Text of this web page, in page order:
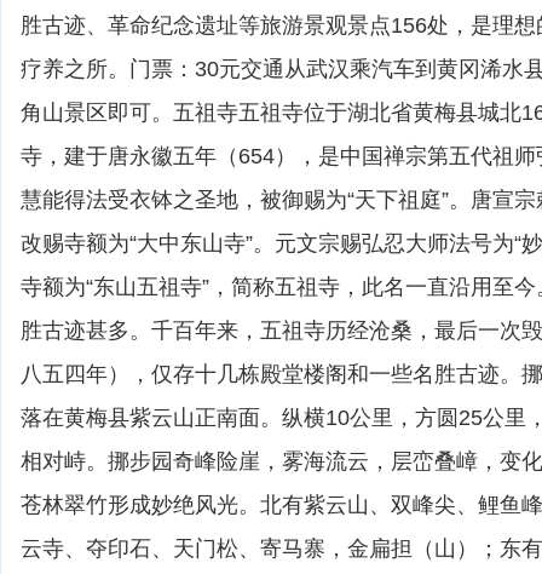
胜古迹、革命纪念遗址等旅游景观景点156处，是理
疗养之所。门票：30元交通从武汉乘汽车到黄冈浠水
角山景区即可。五祖寺五祖寺位于湖北省黄梅县城北
寺，建于唐永徽五年（654），是中国禅宗第五代祖
慧能得法受衣钵之圣地，被御赐为“天下祖庭”。唐宣
改赐寺额为“大中东山寺”。元文宗赐弘忍大师法号为“
寺额为“东山五祖寺”，简称五祖寺，此名一直沿用至
胜古迹甚多。千百年来，五祖寺历经沧桑，最后一次
八五四年），仅存十几栋殿堂楼阁和一些名胜古迹。
落在黄梅县紫云山正南面。纵横10公里，方圆25公里
相对峙。挪步园奇峰险崖，雾海流云，层峦叠嶂，变
苍林翠竹形成妙绝风光。北有紫云山、双峰尖、鲤鱼
云寺、夺印石、天门松、寄马寨，金扁担（山）；东